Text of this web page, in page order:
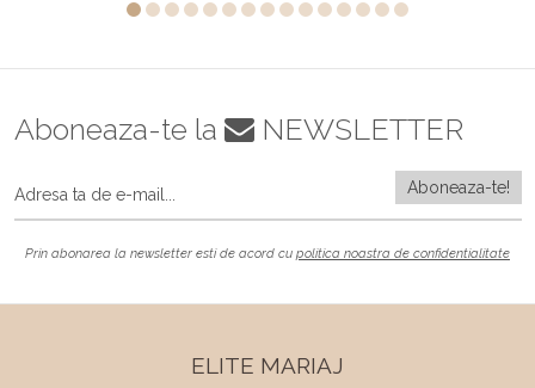
Aboneaza-te la NEWSLETTER
Prin abonarea la newsletter esti de acord cu politica noastra de confidentialitate
ELITE MARIAJ